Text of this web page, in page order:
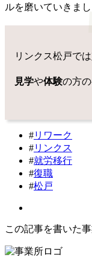
ルを磨いていきまし
リンクス松戸で
見学や体験の方
#リワーク
#リンクス
#就労移行
#復職
#松戸
この記事を書いた